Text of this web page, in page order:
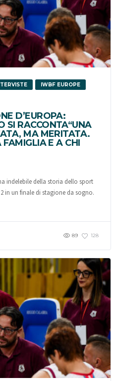
IWBF EUROPE
D’EUROPA:
SI RACCONTA“UNA
MA MERITATA.
E A CHI
indelebile della storia dello sport
in un finale di stagione da sogno.
89 128